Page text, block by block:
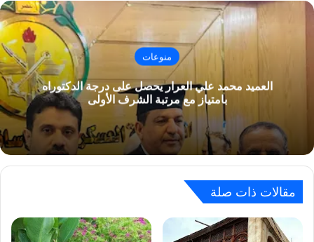
منوعات
العميد محمد علي العرار يحصل على درجة الدكتوراه
بامتياز مع مرتبة الشرف الأولى
مقالات ذات صلة